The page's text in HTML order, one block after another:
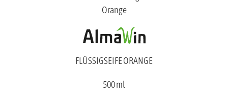
FLÜSSIGSEIFE ORANGE
500 ml